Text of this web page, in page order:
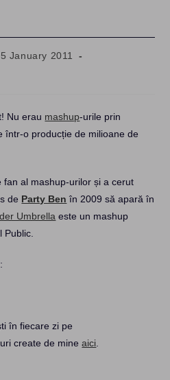
January 2011
Nu erau mashup-urile prin
într-o producție de milioane de
fan al mashup-urilor și a cerut
de Party Ben în 2009 să apară în
Umbrella este un mashup
Public.
în fiecare zi pe
uri create de mineaici